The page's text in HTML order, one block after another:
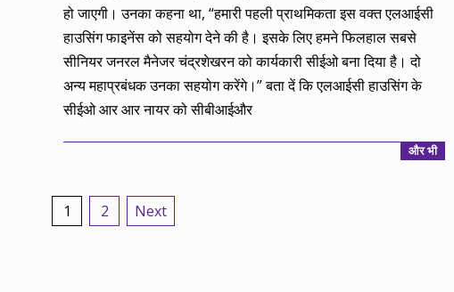
हो जाएगी। उनका कहना था, “हमारी पहली प्राथमिकता इस वक्त एलआईसी
हाउसिंग फाइनेंस को सहयोग देने की है। इसके लिए हमने फिलहाल सबसे
सीनियर जनरल मैनेजर चंद्रशेखरन को कार्यकारी सीईओ बना दिया है। दो
अन्य महाप्रबंधक उनका सहयोग करेंगे।” बता दें कि एलआईसी हाउसिंग के
सीईओ आर आर नायर को सीबीआईऔर
और भी
Posts
1 2 Next